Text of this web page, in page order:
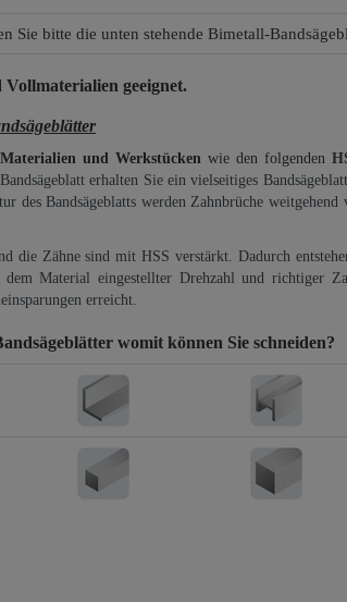
Sie bitte die unten stehende Bimetall-
geeignet.
und Werkstücken wie den folgenden
erhalten Sie ein vielseitiges
des Bandsägeblatts werden Zahnbrüche
die Zähne sind mit HSS verstärkt. Dadurch
Material eingestellter Drehzahl und richtiger
erreicht.
womit können Sie schneiden?